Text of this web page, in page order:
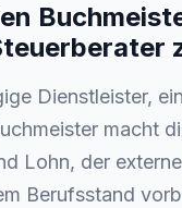
Dienstleister,
macht
Lohn, der
Berufsstand